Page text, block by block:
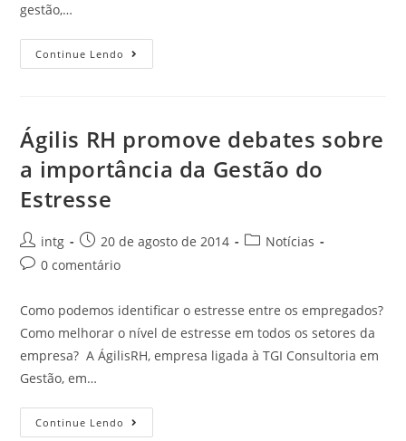
gestão,…
Continue Lendo
Ágilis RH promove debates sobre
a importância da Gestão do
Estresse
intg 20 de agosto de 2014
Notícias
0 comentário
Como podemos identificar o estresse entre os empregados?
Como melhorar o nível de estresse em todos os setores da
empresa? A ÁgilisRH, empresa ligada à TGI Consultoria em
Gestão, em…
Continue Lendo